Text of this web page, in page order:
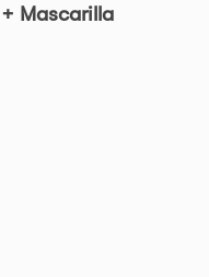
Mascarilla